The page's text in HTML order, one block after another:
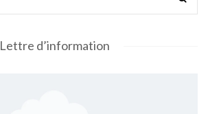
Lettre d’information